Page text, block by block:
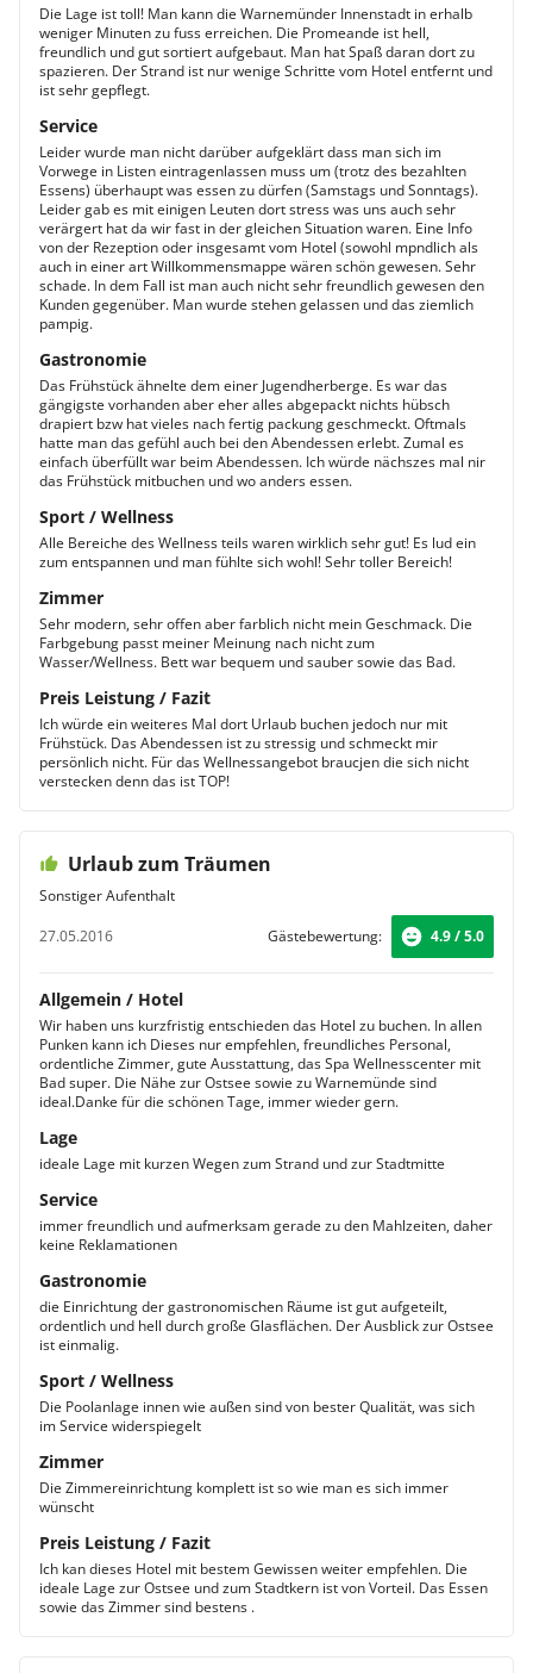
Die Lage ist toll! Man kann die Warnemünder Innenstadt in erhalb
weniger Minuten zu fuss erreichen. Die Promeande ist hell,
freundlich und gut sortiert aufgebaut. Man hat Spaß daran dort zu
spazieren. Der Strand ist nur wenige Schritte vom Hotel entfernt und
ist sehr gepflegt.
Service
Leider wurde man nicht darüber aufgeklärt dass man sich im
Vorwege in Listen eintragenlassen muss um (trotz des bezahlten
Essens) überhaupt was essen zu dürfen (Samstags und Sonntags).
Leider gab es mit einigen Leuten dort stress was uns auch sehr
verärgert hat da wir fast in der gleichen Situation waren. Eine Info
von der Rezeption oder insgesamt vom Hotel (sowohl mpndlich als
auch in einer art Willkommensmappe wären schön gewesen. Sehr
schade. In dem Fall ist man auch nicht sehr freundlich gewesen den
Kunden gegenüber. Man wurde stehen gelassen und das ziemlich
pampig.
Gastronomie
Das Frühstück ähnelte dem einer Jugendherberge. Es war das
gängigste vorhanden aber eher alles abgepackt nichts hübsch
drapiert bzw hat vieles nach fertig packung geschmeckt. Oftmals
hatte man das gefühl auch bei den Abendessen erlebt. Zumal es
einfach überfüllt war beim Abendessen. Ich würde nächszes mal nir
das Frühstück mitbuchen und wo anders essen.
Sport / Wellness
Alle Bereiche des Wellness teils waren wirklich sehr gut! Es lud ein
zum entspannen und man fühlte sich wohl! Sehr toller Bereich!
Zimmer
Sehr modern, sehr offen aber farblich nicht mein Geschmack. Die
Farbgebung passt meiner Meinung nach nicht zum
Wasser/Wellness. Bett war bequem und sauber sowie das Bad.
Preis Leistung / Fazit
Ich würde ein weiteres Mal dort Urlaub buchen jedoch nur mit
Frühstück. Das Abendessen ist zu stressig und schmeckt mir
persönlich nicht. Für das Wellnessangebot braucjen die sich nicht
verstecken denn das ist TOP!
Urlaub zum Träumen
Sonstiger Aufenthalt
27.05.2016
Gästebewertung: 4.9 / 5.0
Allgemein / Hotel
Wir haben uns kurzfristig entschieden das Hotel zu buchen. In allen
Punken kann ich Dieses nur empfehlen, freundliches Personal,
ordentliche Zimmer, gute Ausstattung, das Spa Wellnesscenter mit
Bad super. Die Nähe zur Ostsee sowie zu Warnemünde sind
ideal.Danke für die schönen Tage, immer wieder gern.
Lage
ideale Lage mit kurzen Wegen zum Strand und zur Stadtmitte
Service
immer freundlich und aufmerksam gerade zu den Mahlzeiten, daher
keine Reklamationen
Gastronomie
die Einrichtung der gastronomischen Räume ist gut aufgeteilt,
ordentlich und hell durch große Glasflächen. Der Ausblick zur Ostsee
ist einmalig.
Sport / Wellness
Die Poolanlage innen wie außen sind von bester Qualität, was sich
im Service widerspiegelt
Zimmer
Die Zimmereinrichtung komplett ist so wie man es sich immer
wünscht
Preis Leistung / Fazit
Ich kan dieses Hotel mit bestem Gewissen weiter empfehlen. Die
ideale Lage zur Ostsee und zum Stadtkern ist von Vorteil. Das Essen
sowie das Zimmer sind bestens .